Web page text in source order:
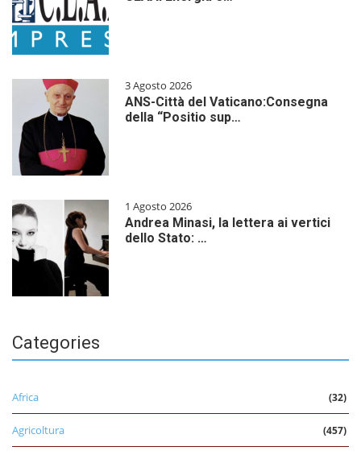
3 Agosto 2026
ANS-Città del Vaticano:Consegna
della “Positio sup…
1 Agosto 2026
Andrea Minasi, la lettera ai vertici
dello Stato: …
Categories
Africa (32)
Agricoltura (457)